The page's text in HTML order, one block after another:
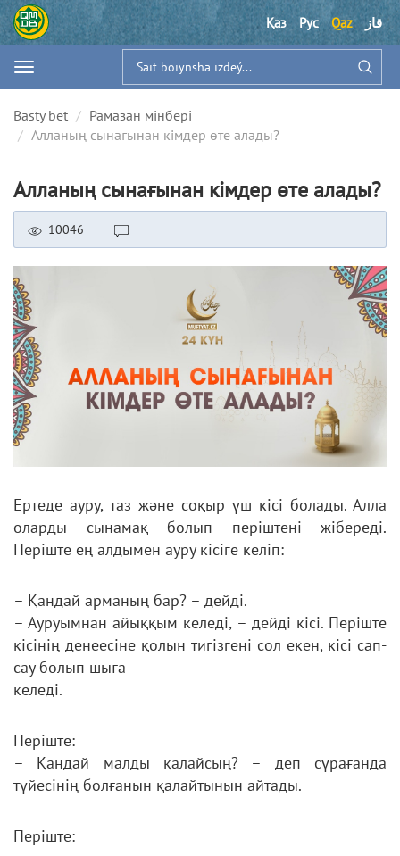
Қаз Рус Qaz قاز
Basty bet
Рамазан мінбері
Алланың сынағынан кімдер өте алады?
Алланың сынағынан кімдер өте алады?
10046
Ертеде ауру, таз және соқыр үш кісі болады. Алла
оларды сынамақ болып періштені жібереді.
Періште ең алдымен ауру кісіге келіп:
– Қандай арманың бар? – дейді.
– Ауруымнан айыққым келеді, – дейді кісі. Періште
кісінің денеесіне қолын тигізгені сол екен, кісі сап-
сау болып шыға
келеді.
Періште:
– Қандай малды қалайсың? – деп сұрағанда
түйесінің болғанын қалайтынын айтады.
Періште: